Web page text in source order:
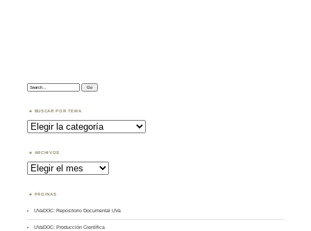
Search:
BUSCAR POR TEMA
Buscar
por
Tema
ARCHIVOS
Archivos
PÁGINAS
UVaDOC: Repositorio Documental UVa
UVaDOC: Producción Científica